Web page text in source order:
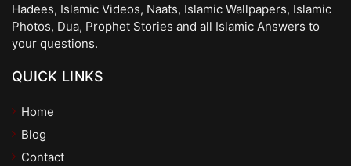
Hadees, Islamic Videos, Naats, Islamic Wallpapers, Islamic
Photos, Dua, Prophet Stories and all Islamic Answers to
your questions.
QUICK LINKS
Home
Blog
Contact